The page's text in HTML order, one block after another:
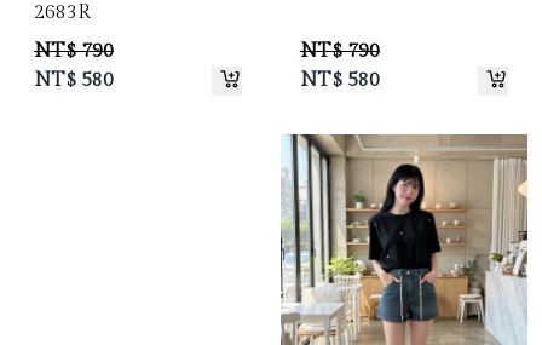
2683R
NT$ 790
NT$ 580
NT$ 790
NT$ 580